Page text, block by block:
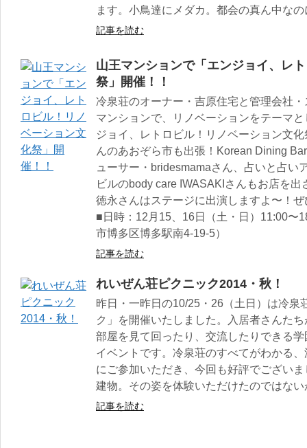
ます。小鳥達にメダカ。都会の真ん中な
記事を読む
山王マンションで「エンジョイ、レ
祭」開催！！
冷泉荘のオーナー・吉原住宅と管理会社
マンションで、リノベーションをテーマ
ジョイ、レトロビル！リノベーション文
んのあおぞら市も出張！Korean Dining
ューサー・bridesmamaさん、占いと占い
ビルのbody care IWASAKIさんもお店を
徳永さんはステージに出演しますよ〜！
■日時：12月15、16日（土・日）11:00〜
市博多区博多駅南4-19-5）
記事を読む
れいぜん荘ピクニック2014・秋！
昨日・一昨日の10/25・26（土日）は冷泉
ク」を開催いたしました。入居者さんた
部屋を見て回ったり、交流したりできる
イベントです。冷泉荘のすべてがわかる
にご参加いただき、今回も好評でござい
建物。その姿を体験いただけたのではな
記事を読む